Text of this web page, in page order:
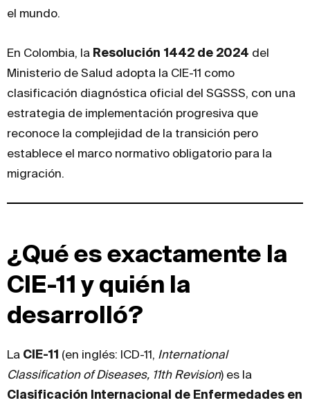
el mundo.
En Colombia, la Resolución 1442 de 2024 del
Ministerio de Salud adopta la CIE-11 como
clasificación diagnóstica oficial del SGSSS, con una
estrategia de implementación progresiva que
reconoce la complejidad de la transición pero
establece el marco normativo obligatorio para la
migración.
¿Qué es exactamente la
CIE-11 y quién la
desarrolló?
La CIE-11 (en inglés: ICD-11, International
Classification of Diseases, 11th Revision) es la
Clasificación Internacional de Enfermedades en